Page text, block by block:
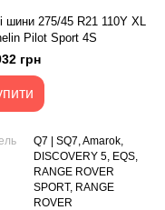
шини 275/45 R21 110Y XL
Pilot Sport 4S
грн
Q7 | SQ7, Amarok,
DISCOVERY 5, EQS,
RANGE ROVER
SPORT, RANGE
ROVER